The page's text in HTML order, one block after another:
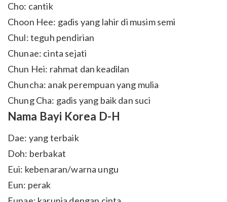
Cho: cantik
Choon Hee: gadis yang lahir di musim semi
Chul: teguh pendirian
Chunae: cinta sejati
Chun Hei: rahmat dan keadilan
Chuncha: anak perempuan yang mulia
Chung Cha: gadis yang baik dan suci
Nama Bayi Korea D-H
Dae: yang terbaik
Doh: berbakat
Eui: kebenaran/warna ungu
Eun: perak